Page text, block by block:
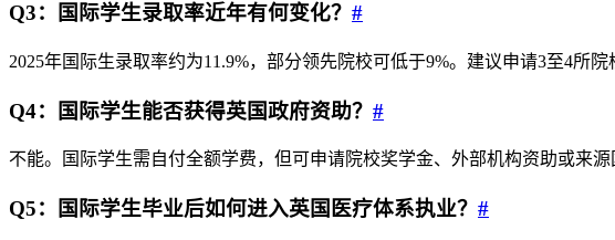
Q3：国际学生录取率近年有何变化？ #
2025年国际生录取率约为11.9%，部分领先院校可低于9%。建议申请3至4所
Q4：国际学生能否获得英国政府资助？ #
不能。国际学生需自付全额学费，但可申请院校奖学金、外部机构资助或来
Q5：国际学生毕业后如何进入英国医疗体系执业？ #